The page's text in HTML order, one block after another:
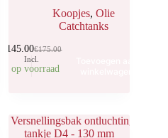
Koopjes, Olie
Catchtanks
€175.00
145.00
Incl.
3 op voorraad